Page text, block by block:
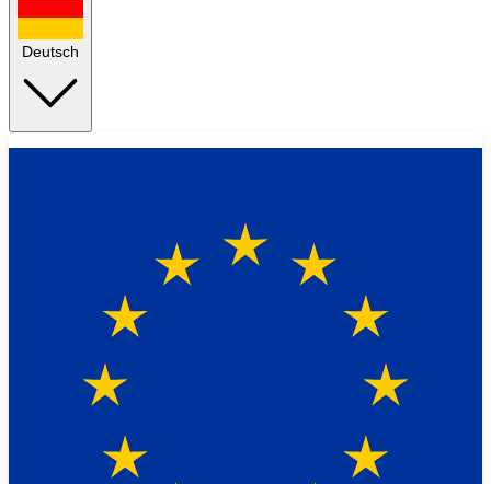
Deutsch